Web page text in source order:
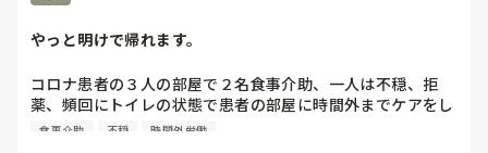
やっと明けで帰れます。
コロナ患者の３人の部屋で２名食事介助、一人は不穏、拒
薬、頻回にトイレの状態で患者の部屋に時間外までケアをし
ていました。
食事介助 不穏 時間外労働